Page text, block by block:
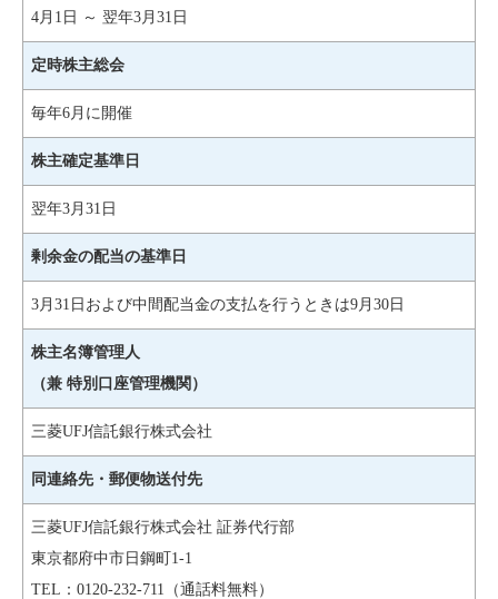
4月1日 ～ 翌年3月31日
定時株主総会
毎年6月に開催
株主確定基準日
翌年3月31日
剰余金の配当の基準日
3月31日および中間配当金の支払を行うときは9月30日
株主名簿管理人
（兼 特別口座管理機関）
三菱UFJ信託銀行株式会社
同連絡先・郵便物送付先
三菱UFJ信託銀行株式会社 証券代行部
東京都府中市日鋼町1-1
TEL：0120-232-711（通話料無料）